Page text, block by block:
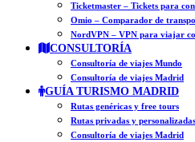
Ticketmaster – Tickets para
Omio – Comparador de
NordVPN – VPN para viajar
CONSULTORÍA
Consultoría de viajes Mundo
Consultoría de viajes Madrid
GUÍA TURISMO MADRID
Rutas genéricas y free tours
Rutas privadas y personalizadas
Consultoría de viajes Madrid